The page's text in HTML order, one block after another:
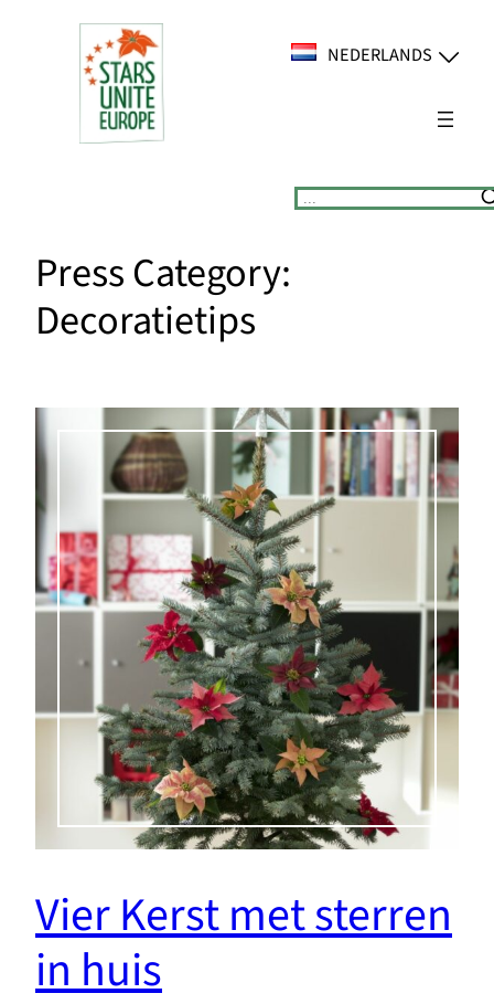
NEDERLANDS
Suchen
Press Category:
Decoratietips
Vier Kerst met sterren
in huis